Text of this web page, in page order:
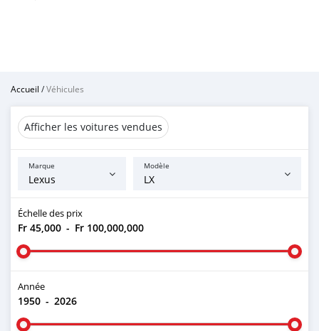
Accueil /Véhicules
Afficher les voitures vendues
Marque Modèle
Échelle des prix
Fr 45,000 - Fr 100,000,000
Année
1950 - 2026